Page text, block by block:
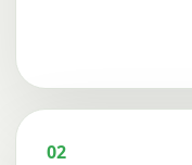
02